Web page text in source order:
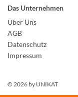
Das Unternehmen
Über Uns
AGB
Datenschutz
Impressum
© 2026 by UNIKAT